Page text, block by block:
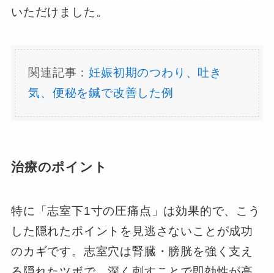
いただけました。
関連記事：妊娠初期のつわり、吐き
気、便秘を鍼で改善した例
治療のポイント
特に「志室下1寸の圧痛点」は効果的で、こう
した隠れたポイントを見逃さないことが成功
のカギです。志室穴は腎臓・膀胱を強く支え